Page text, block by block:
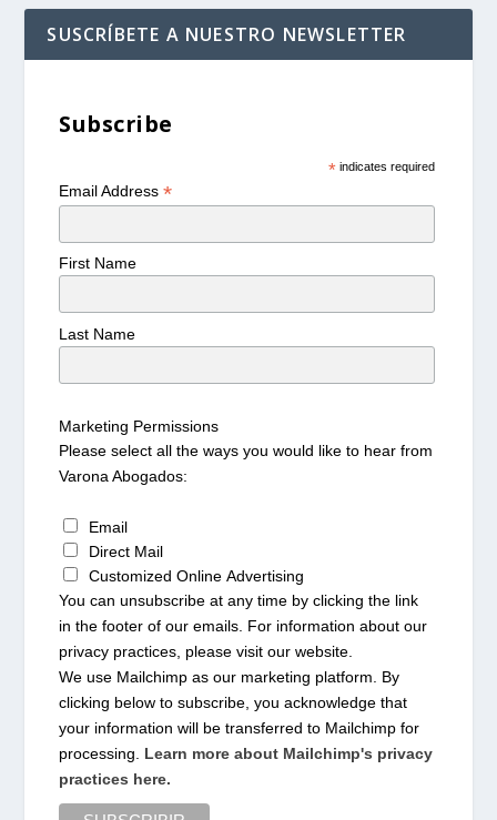
SUSCRÍBETE A NUESTRO NEWSLETTER
Subscribe
*indicates required
Email Address*
First Name
Last Name
Marketing Permissions
Please select all the ways you would like to hear from
Varona Abogados:
Email
Direct Mail
Customized Online Advertising
You can unsubscribe at any time by clicking the link
in the footer of our emails. For information about our
privacy practices, please visit our website.
We use Mailchimp as our marketing platform. By
clicking below to subscribe, you acknowledge that
your information will be transferred to Mailchimp for
processing. Learn more about Mailchimp's privacy
practices here.